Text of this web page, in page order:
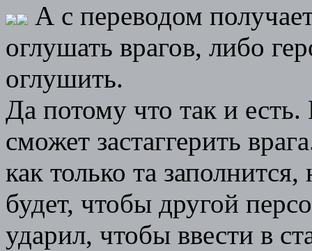
А с переводом
оглушать врагов, либо
оглушить.
Да потому что так и
сможет застаггерить
как только та
будет, чтобы другой
ударил, чтобы ввести в